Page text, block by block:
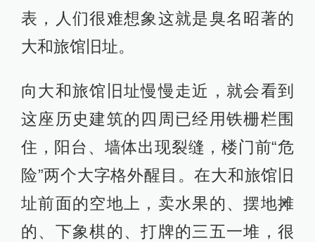
表，人们很难想象这就是臭名昭著的
大和旅馆旧址。
向大和旅馆旧址慢慢走近，就会看到
这座历史建筑的四周已经用铁栅栏围
住，阳台、墙体出现裂缝，楼门前“危
险”两个大字格外醒目。在大和旅馆旧
址前面的空地上，卖水果的、摆地摊
的、下象棋的、打牌的三五一堆，很